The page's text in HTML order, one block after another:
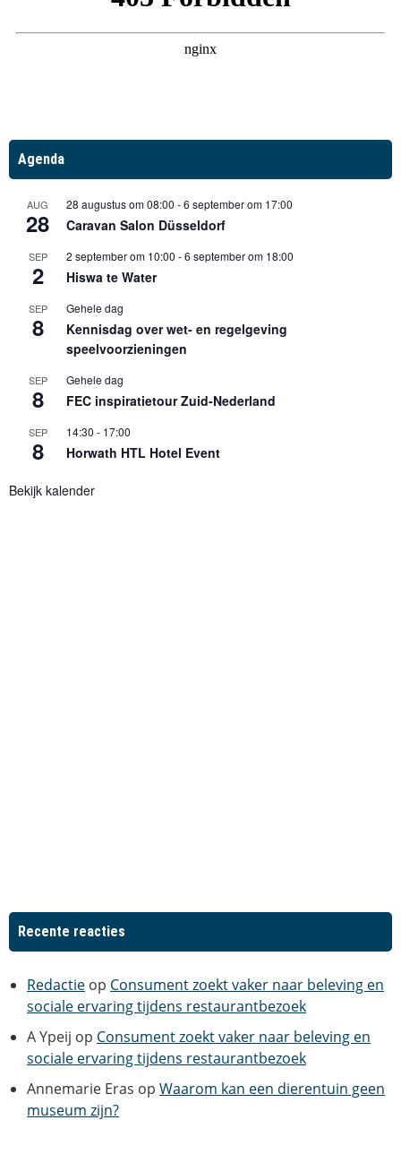
Agenda
AUG
28
28 augustus om 08:00 -6 september om 17:00
Caravan Salon Düsseldorf
SEP
2
2 september om 10:00 -6 september om 18:00
Hiswa te Water
SEP
8
Gehele dag
Kennisdag over wet- en regelgeving
speelvoorzieningen
SEP
8
Gehele dag
FEC inspiratietour Zuid-Nederland
SEP
8
14:30 - 17:00
Horwath HTL Hotel Event
Bekijk kalender
Recente reacties
Redactie op Consument zoekt vaker naar beleving en
sociale ervaring tijdens restaurantbezoek
A Ypeij op Consument zoekt vaker naar beleving en
sociale ervaring tijdens restaurantbezoek
Annemarie Eras op Waarom kan een dierentuin geen
museum zijn?